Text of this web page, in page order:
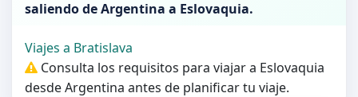
saliendo deArgentina a Eslovaquia.
Viajes a Bratislava
Consulta los requisitos para viajar a Eslovaquia
desde Argentina antes de planificar tu viaje.